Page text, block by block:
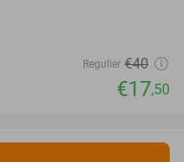
Regulier €40
€17,50